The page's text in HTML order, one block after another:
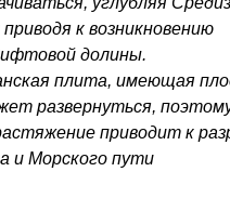
к возникновению
долины.
плита, имеющая
развернуться,
приводит к
и Морского пути